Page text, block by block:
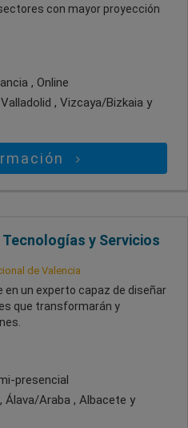
con mayor proyección
, Online
, Vizcaya/Bizkaia y
y Servicios
de Valencia
en un experto capaz de diseñar
que transformarán y
presencial
Álava/Araba , Albacete y